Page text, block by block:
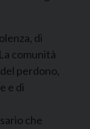
di
comunità
perdono,
e di
che